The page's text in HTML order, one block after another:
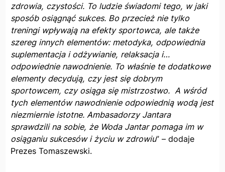
zdrowia, czystości. To ludzie świadomi tego, w jaki
sposób osiągnąć sukces. Bo przecież nie tylko
treningi wpływają na efekty sportowca, ale także
szereg innych elementów: metodyka, odpowiednia
suplementacja i odżywianie, relaksacja i…
odpowiednie nawodnienie. To właśnie te dodatkowe
elementy decydują, czy jest się dobrym
sportowcem, czy osiąga się mistrzostwo. A wśród
tych elementów nawodnienie odpowiednią wodą jest
niezmiernie istotne. Ambasadorzy Jantara
sprawdzili na sobie, że Woda Jantar pomaga im w
osiąganiu sukcesów i życiu w zdrowiu” – dodaje
Prezes Tomaszewski.